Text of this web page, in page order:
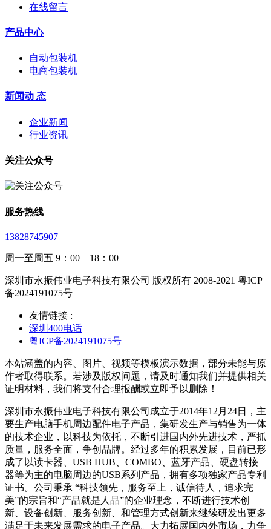
在线留言
产品中心
自动包装机
电商包装机
新闻动 态
企业新闻
行业资讯
关注公众号
服务热线
13828745907
周一至周五 9：00—18：00
深圳市永振伟业电子科技有限公司 版权所有 2008-2021 粤ICP
备2024191075号
友情链接 :
深圳400电话
粤ICP备2024191075号
本站涵盖的内容、图片、视频等模板演示数据，部分未能与原
作者取得联系。若涉及版权问题，请及时通知我们并提供相关
证明材料，我们将支付合理报酬或立即予以删除！
深圳市永振伟业电子科技有限公司成立于2014年12月24日，主
要生产电脑手机周边配件电子产品，集研发生产与销售为一体
的技术企业，以科技为依托，不断引进国内外先进技术，严抓
质量，服务全面，争创品牌。经过多年的积累发展，目前已形
成了以读卡器、USB HUB、COMBO、蓝牙产品、硬盘转接
器等为主的电脑周边的USB系列产品，拥有多项独家产品专利
证书。公司秉承 “科技领先，服务至上，诚信待人，追求完
美”的宗旨和“产品就是人品”的企业理念，不断进行技术创
新、设备创新、服务创新、和管理方式创新来继续研发出更多
满足于未来发展需求的电子产品。大力拓展国内外市场，力争